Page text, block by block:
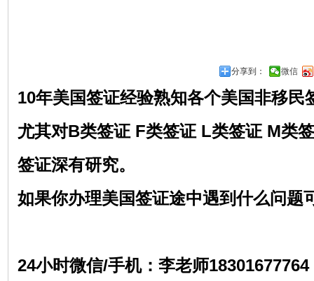
分享到： 微信
10年美国签证经验熟知各个美国非移民
尤其对B类签证 F类签证 L类签证 M类
签证深有研究。
如果你办理美国签证途中遇到什么问题
24小时微信/手机：李老师18301677764